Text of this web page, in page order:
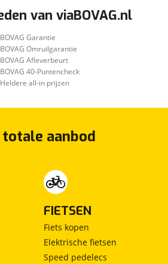
van viaBOVAG.nl
BOVAG Garantie
BOVAG Omruilgarantie
BOVAG Afleverbeurt
BOVAG 40-Puntencheck
Heldere all-in prijzen
totale aanbod
FIETSEN
Fiets kopen
Elektrische fietsen
Speed pedelecs